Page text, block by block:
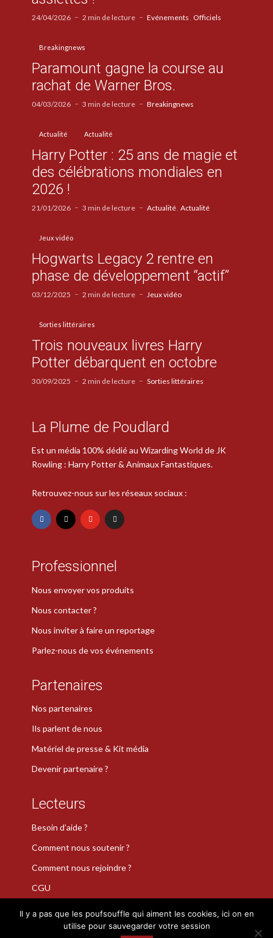
24/04/2026 2 min de lecture Evénements Officiels
Breakingnews
Paramount gagne la course au
rachat de Warner Bros.
04/03/2026 3 min de lecture Breakingnews
Actualité Actualité
Harry Potter : 25 ans de magie et
des célébrations mondiales en
2026 !
21/01/2026 3 min de lecture Actualité Actualité
Jeux vidéo
Hogwarts Legacy 2 rentre en
phase de développement “actif”
03/12/2025 2 min de lecture Jeux vidéo
Sorties littéraires
Trois nouveaux livres Harry
Potter débarquent en octobre
30/09/2025 2 min de lecture Sorties littéraires
La Plume de Poudlard
Est un média 100% dédié au Wizarding World de JK
Rowling : Harry Potter & Animaux Fantastiques.
Retrouvez-nous sur les réseaux sociaux :
Professionnel
Nous envoyer vos produits
Nous contacter ?
Nous inviter à faire un reportage
Parlez-nous de vos événements
Partenaires
Nos partenaires
Ils parlent de nous
Matériel de presse & Kit média
Devenir partenaire ?
Lecteurs
Besoin d’aide ?
Comment nous soutenir ?
Comment nous rejoindre ?
CGU
La Plume de Poudlard est une marque déposée · Copyright 2026
Il y a pas que les poufsouffle qui aiment les cookies, ici on en
utilise pour sauvegarder votre session